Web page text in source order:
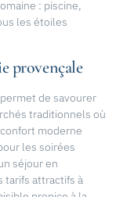
: piscine,
les étoiles
provençale
de savourer
traditionnels où
moderne
les soirées
séjour en
tarifs attractifs à